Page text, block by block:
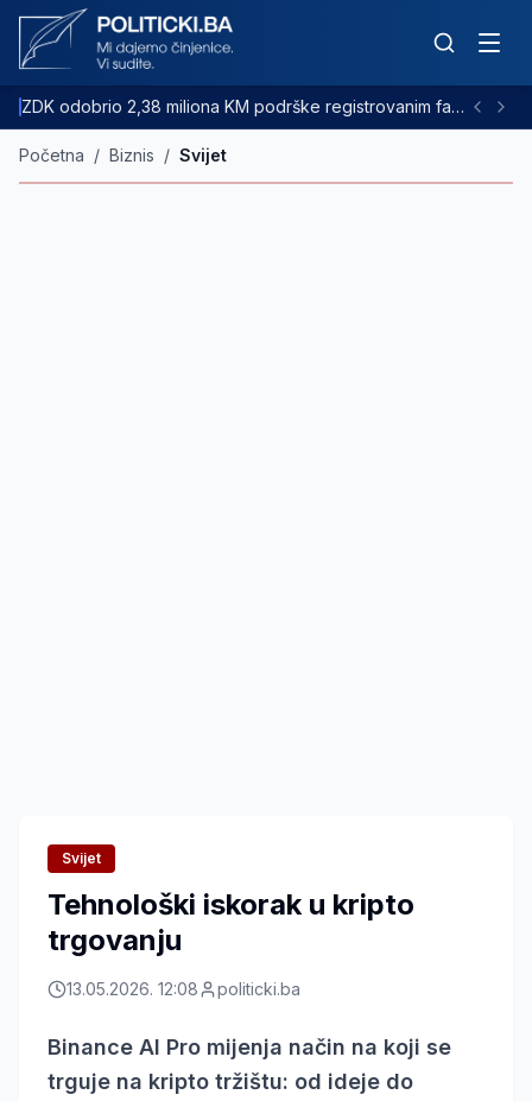
ZDK odobrio 2,38 miliona KM podrške registrovanim farmama goveda
Početna / Biznis / Svijet
Svijet
Tehnološki iskorak u kripto
trgovanju
13.05.2026. 12:08 politicki.ba
Binance AI Pro mijenja način na koji se
trguje na kripto tržištu: od ideje do